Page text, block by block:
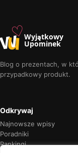
u♡Wyjątkowy
Upominek
Blog o prezentach, w
przypadkowy produkt.
Odkrywaj
Najnowsze wpisy
Poradniki
Rankingi